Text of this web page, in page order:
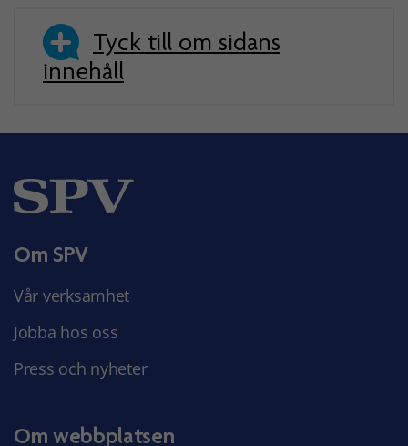
Tyck till om sidans
innehåll
Om SPV
Vår verksamhet
Jobba hos oss
Press och nyheter
Om webbplatsen